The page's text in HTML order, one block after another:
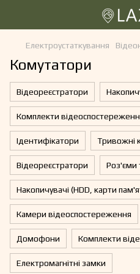
Електроустаткування
Комутатори
Відеореєстратори
Комплекти
Ідентифікатори Тривожні
Відеореєстратори Роз'єми
Накопичувачі (HDD, карти
Камери відеоспостереження
Домофони Комплекти
Електромагнітні замки